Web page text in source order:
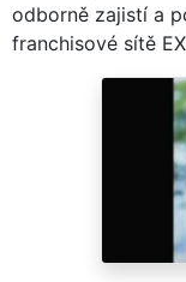
odborně zajistí a
franchisové sítě